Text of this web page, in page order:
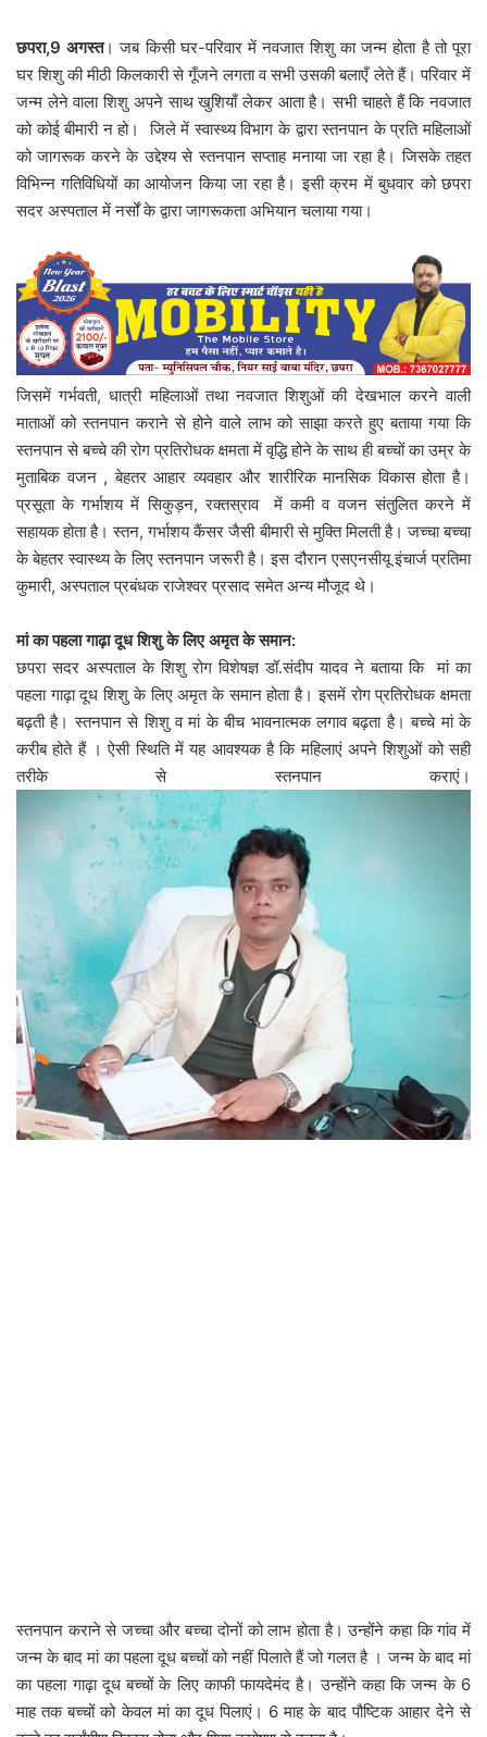
छपरा,9 अगस्त। जब किसी घर-परिवार में नवजात शिशु का जन्म होता है तो पूरा
घर शिशु की मीठी किलकारी से गूँजने लगता व सभी उसकी बलाएँ लेते हैं। परिवार में
जन्म लेने वाला शिशु अपने साथ खुशियाँ लेकर आता है। सभी चाहते हैं कि नवजात
को कोई बीमारी न हो। जिले में स्वास्थ्य विभाग के द्वारा स्तनपान के प्रति महिलाओं
को जागरूक करने के उद्देश्य से स्तनपान सप्ताह मनाया जा रहा है। जिसके तहत
विभिन्न गतिविधियों का आयोजन किया जा रहा है। इसी क्रम में बुधवार को छपरा
सदर अस्पताल में नर्सों के द्वारा जागरूकता अभियान चलाया गया।
जिसमें गर्भवती, धात्री महिलाओं तथा नवजात शिशुओं की देखभाल करने वाली
माताओं को स्तनपान कराने से होने वाले लाभ को साझा करते हुए बताया गया कि
स्तनपान से बच्चे की रोग प्रतिरोधक क्षमता में वृद्धि होने के साथ ही बच्चों का उम्र के
मुताबिक वजन , बेहतर आहार व्यवहार और शारीरिक मानसिक विकास होता है।
प्रसूता के गर्भाशय में सिकुड़न, रक्तस्राव में कमी व वजन संतुलित करने में
सहायक होता है। स्तन, गर्भाशय कैंसर जैसी बीमारी से मुक्ति मिलती है। जच्चा बच्चा
के बेहतर स्वास्थ्य के लिए स्तनपान जरूरी है। इस दौरान एसएनसीयू इंचार्ज प्रतिमा
कुमारी, अस्पताल प्रबंधक राजेश्वर प्रसाद समेत अन्य मौजूद थे।
मां का पहला गाढ़ा दूध शिशु के लिए अमृत के समान:
छपरा सदर अस्पताल के शिशु रोग विशेषज्ञ डॉ.संदीप यादव ने बताया कि मां का
पहला गाढ़ा दूध शिशु के लिए अमृत के समान होता है। इसमें रोग प्रतिरोधक क्षमता
बढ़ती है। स्तनपान से शिशु व मां के बीच भावनात्मक लगाव बढ़ता है। बच्चे मां के
करीब होते हैं । ऐसी स्थिति में यह आवश्यक है कि महिलाएं अपने शिशुओं को सही
तरीके से स्तनपान कराएं।
स्तनपान कराने से जच्चा और बच्चा दोनों को लाभ होता है। उन्होंने कहा कि गांव में
जन्म के बाद मां का पहला दूध बच्चों को नहीं पिलाते हैं जो गलत है । जन्म के बाद मां
का पहला गाढ़ा दूध बच्चों के लिए काफी फायदेमंद है। उन्होंने कहा कि जन्म के 6
माह तक बच्चों को केवल मां का दूध पिलाएं। 6 माह के बाद पौष्टिक आहार देने से